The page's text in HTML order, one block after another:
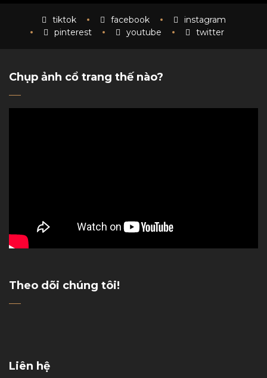
tiktok facebook
instagram
pinterest
youtube twitter
Chụp ảnh cổ trang thế nào?
Theo dõi chúng tôi!
Liên hệ